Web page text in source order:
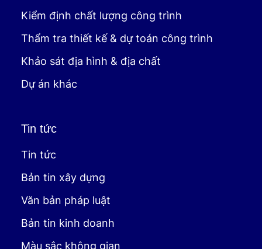
Kiểm định chất lượng công trình
Thẩm tra thiết kế & dự toán công trình
Khảo sát địa hình & địa chất
Dự án khác
Tin tức
Tin tức
Bản tin xây dựng
Văn bản pháp luật
Bản tin kinh doanh
Màu sắc không gian